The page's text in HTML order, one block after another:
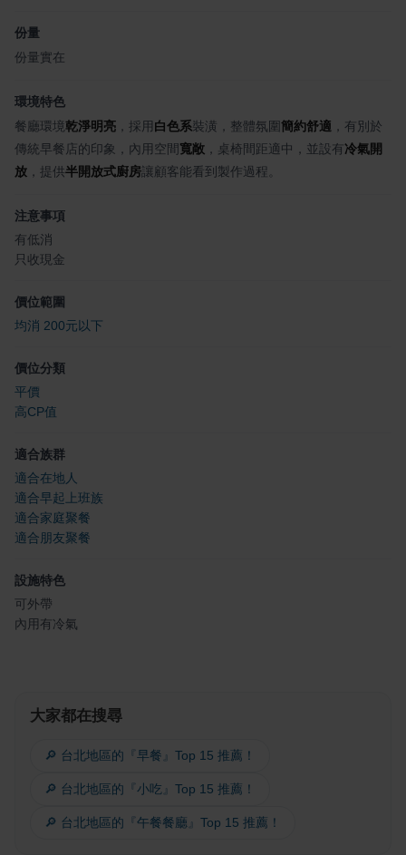
份量
份量實在
環境特色
餐廳環境乾淨明亮 ，採用 白色系裝潢，整體氛圍簡約舒適 ，有別於
傳統早餐店的印象，內用空間寬敞 ，桌椅間距適中，並設有 冷氣開
放 ，提供半開放式廚房讓顧客能看到製作過程。
注意事項
有低消
只收現金
價位範圍
均消 200元以下
價位分類
平價
高CP值
適合族群
適合在地人
適合早起上班族
適合家庭聚餐
適合朋友聚餐
設施特色
可外帶
內用有冷氣
大家都在搜尋
🔎 台北地區的『早餐』Top 15 推薦！
🔎 台北地區的『小吃』Top 15 推薦！
🔎 台北地區的『午餐餐廳』Top 15 推薦！